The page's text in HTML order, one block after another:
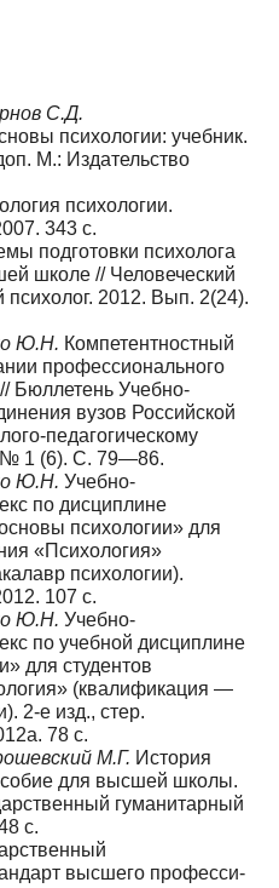
С.Д.
психологии: учебник.
М.: Издательство
психологии.
343 с.
подготовки психолога
школе // Человеческий
2012. Вып. 2(24).
Ю.Н. Компетентностный
про­фессионального
Бюллетень Учебно-
вузов Российской
педагогическому
№ 1 (6). С. 79—86.
Ю.Н. Учебно-
по дисциплине
психологии» для
«Психология»
психологии).
107 с.
Ю.Н. Учебно-
по учебной дисцип­лине
для студентов
(квалифи­кация —
2-е изд., стер.
78 с.
М.Г. История
для выс­шей школы.
гуманитарный
с.
высшего професси­